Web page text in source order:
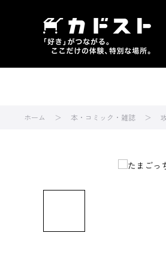
ホーム 本・コミック・雑誌